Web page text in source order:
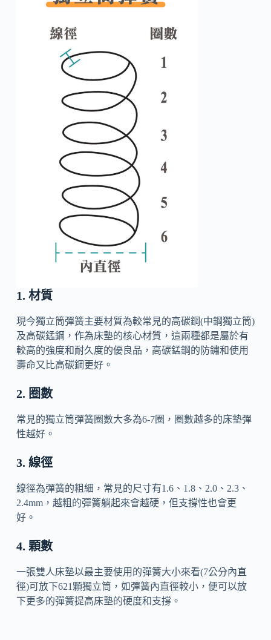
1. 材質
現今獨立筒彈簧主要材質為較常見的高碳鋼(中鋼獨立筒)
及高碳錳鋼，作為床墊的核心材質，這兩種都是屬於有
較高的強度和耐久度的優良品，高碳錳鋼的防鏽和使用
壽命又比高碳鋼更好。
2. 圈數
常見的獨立筒彈簧圈數大多為6-7圈，圈數越多的床墊彈
性越好。
3. 線徑
線徑為彈簧的粗細，常見的尺寸有1.6、1.8、2.0、2.3、
2.4mm，越粗的彈簧躺起來會越硬，但支撐性也會更
好。
4. 顆數
一張雙人床墊以最主要使用的彈簧大小來看(7公分內直
徑)可放下621顆獨立筒，如彈簧內直徑較小，便可以放
下更多的彈簧提高床墊的硬度和支撐。